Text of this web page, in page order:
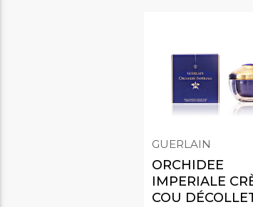
GUERLAIN
ORCHIDEE
IMPERIALE
COU